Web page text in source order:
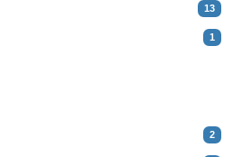
13
1
2